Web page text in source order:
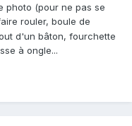
photo (pour ne pas se
rouler, boule de
d'un bâton, fourchette
à ongle...